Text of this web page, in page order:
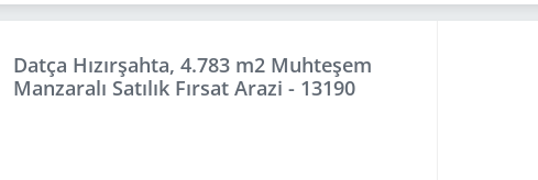
Datça Hızırşahta, 4.783 m2 Muhteşem
Manzaralı Satılık Fırsat Arazi - 13190